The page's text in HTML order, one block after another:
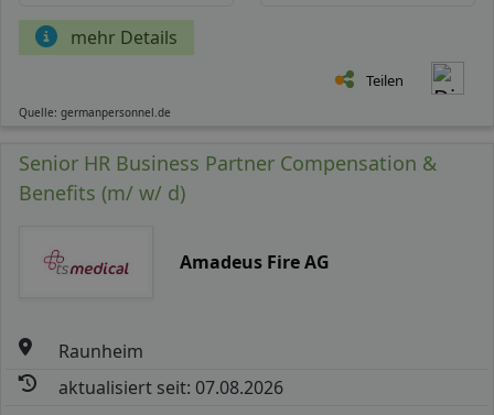
mehr Details
Teilen
Quelle: germanpersonnel.de
Senior HR Business Partner Compensation &
Benefits (m/ w/ d)
Amadeus Fire AG
Raunheim
aktualisiert seit: 07.08.2026